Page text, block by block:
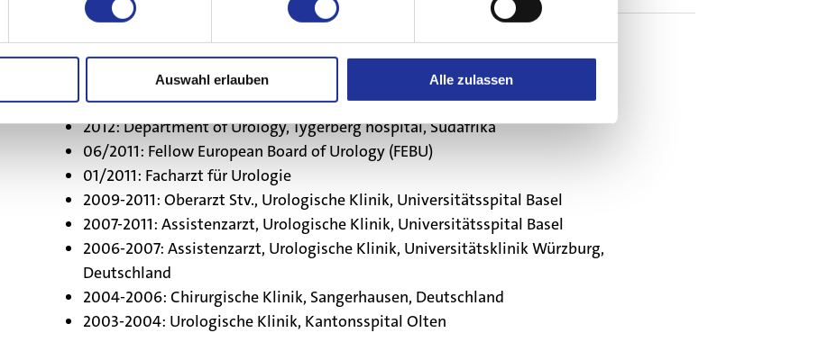
Auswahl erlauben Alle zulassen
2014-2016: Leitender Arzt, Urologische Klinik Universitätsspital Basel
2013-2014: Oberarzt, Urologische Klinik Universitätsspital Basel
04/2013: Habilitation (Venia docendi) für Urologie, Universität Basel
2012: Department of Urology, Tygerberg hospital, Südafrika
06/2011: Fellow European Board of Urology (FEBU)
01/2011: Facharzt für Urologie
2009-2011: Oberarzt Stv., Urologische Klinik, Universitätsspital Basel
2007-2011: Assistenzarzt, Urologische Klinik, Universitätsspital Basel
2006-2007: Assistenzarzt, Urologische Klinik, Universitätsklinik Würzburg,
Deutschland
2004-2006: Chirurgische Klinik, Sangerhausen, Deutschland
2003-2004: Urologische Klinik, Kantonsspital Olten